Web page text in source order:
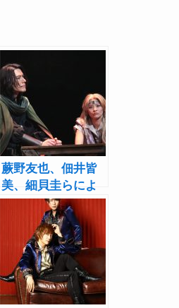
蕨野友也、佃井皆
美、細貝圭らによ
る壮大な物語がつ
いに開幕！舞台
『デルフィニア戦
記』第一章